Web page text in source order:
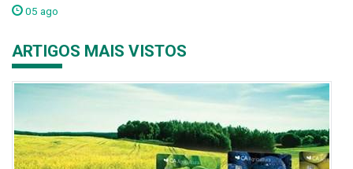
05 ago
ARTIGOS MAIS VISTOS